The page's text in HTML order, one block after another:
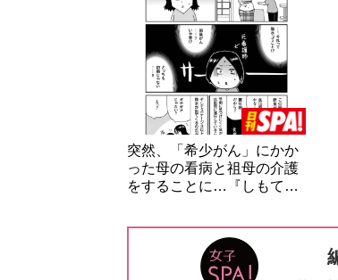
突然、「希少がん」にかか
った母の看病と祖母の介護
をすることに…『しもて…